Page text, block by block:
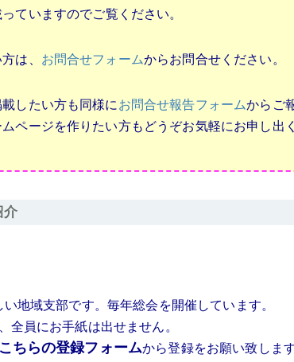
ていますのでご覧ください。
は、 お問合せフォームからお問合せください。
したい方も同様に お問合せ報告フォームからご
ページを作りたい方もどうぞお気軽にお申し出
介
地域支部です。毎年総会を開催しています。
全員にお手紙は出せません。
こちらの登録フォームから登録をお願い致します